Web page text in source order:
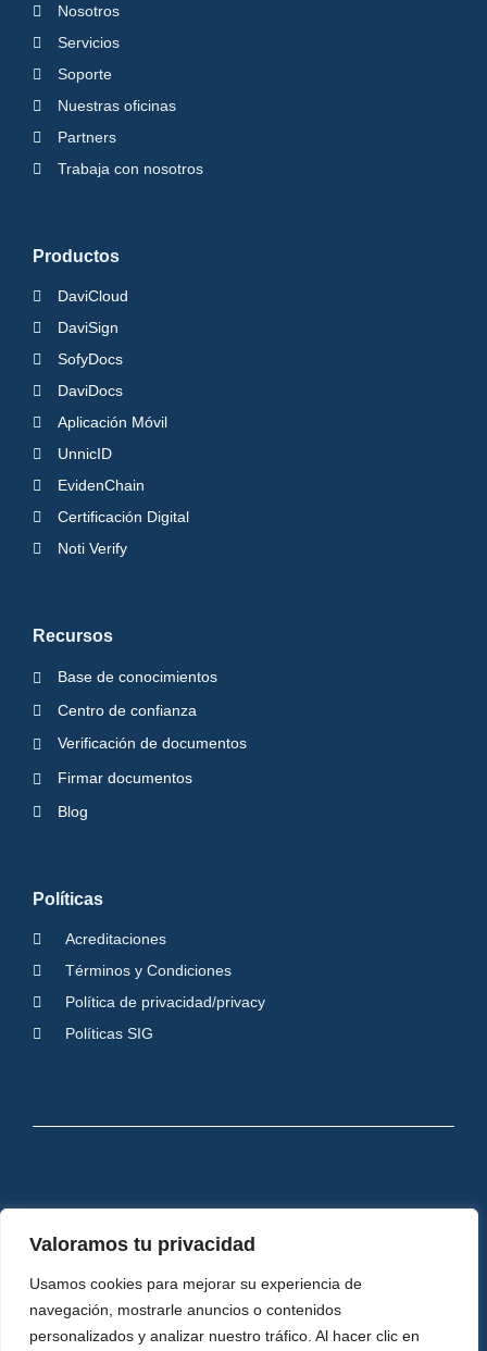
Valoramos tu privacidad
Usamos cookies para mejorar su experiencia de
navegación, mostrarle anuncios o contenidos
personalizados y analizar nuestro tráfico. Al hacer clic en
Nosotros
Servicios
Soporte
Nuestras oficinas
Partners
Trabaja con nosotros
Productos
DaviCloud
DaviSign
SofyDocs
DaviDocs
Aplicación Móvil
UnnicID
EvidenChain
Certificación Digital
Noti Verify
Recursos
Base de conocimientos
Centro de confianza
Verificación de documentos
Firmar documentos
Blog
Políticas
Acreditaciones
Términos y Condiciones
Política de privacidad/privacy
Políticas SIG